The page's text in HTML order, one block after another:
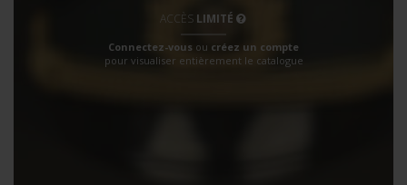
ACCÈS LIMITÉ
Connectez-vous ou créez un compte
pour visualiser entièrement le catalogue